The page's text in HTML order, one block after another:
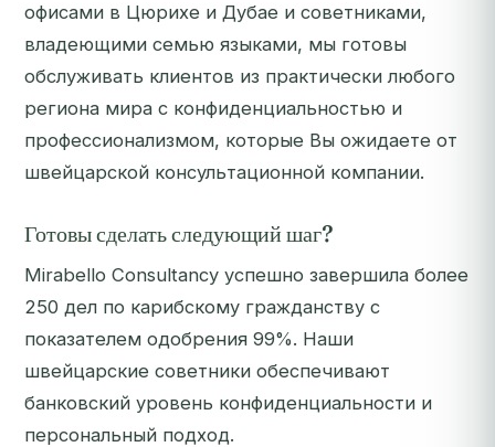
офисами в Цюрихе и Дубае и советниками,
владеющими семью языками, мы готовы
обслуживать клиентов из практически любого
региона мира с конфиденциальностью и
профессионализмом, которые Вы ожидаете от
швейцарской консультационной компании.
Готовы сделать следующий шаг?
Mirabello Consultancy успешно завершила более
250 дел по карибскому гражданству с
показателем одобрения 99%. Наши
швейцарские советники обеспечивают
банковский уровень конфиденциальности и
персональный подход.